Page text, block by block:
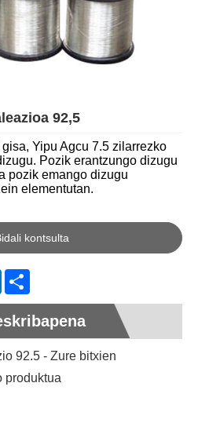
92,5
Yipu Agcu 7.5 zilarrezko
Pozik erantzungo dizugu
pozik emango dizugu
elementutan.
kontsulta
LinkedIn
92.5 - Zure bitxien
produktua